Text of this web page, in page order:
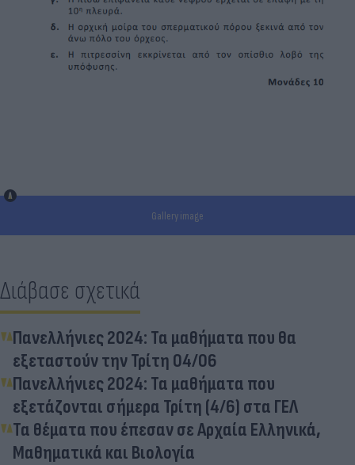
Gallery image
Διάβασε σχετικά
Πανελλήνιες 2024: Τα μαθήματα που θα
εξεταστούν την Τρίτη 04/06
Πανελλήνιες 2024: Τα μαθήματα που
εξετάζονται σήμερα Τρίτη (4/6) στα ΓΕΛ
Τα θέματα που έπεσαν σε Αρχαία Ελληνικά,
Μαθηματικά και Βιολογία